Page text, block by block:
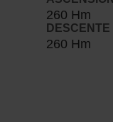
260 Hm
DESCENTE
260 Hm